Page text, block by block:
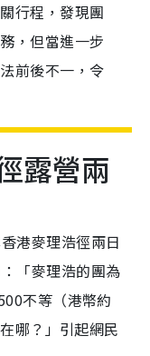
行程，發現團
，但當進一步
前後不一，令
露營兩
港麥理浩徑兩日
「麥理浩的團為
不等（港幣約
哪？」引起網民